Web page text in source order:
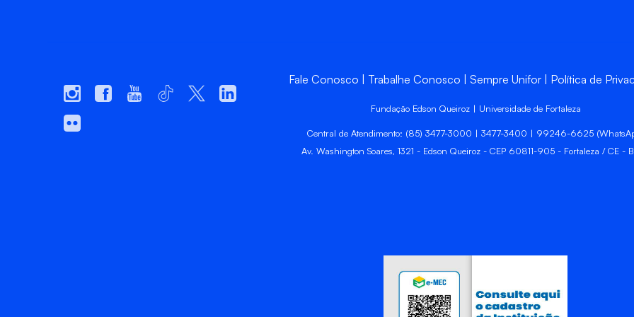
Fale Conosco Trabalhe Conosco Sempre Unifor Política de
Fundação Edson Queiroz | Universidade de Fortaleza
Central de Atendimento: (85) 3477-3000 | 3477-3400 | 99246-6625
Av. Washington Soares, 1321 - Edson Queiroz - CEP 60811-905 - Fortaleza / CE -